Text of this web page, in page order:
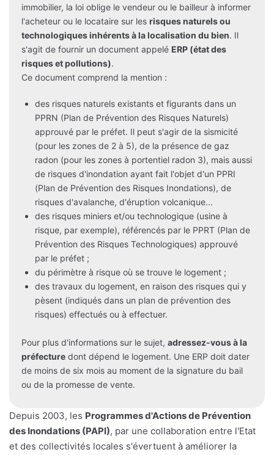
immobilier, la loi oblige le vendeur ou le bailleur à informer
l'acheteur ou le locataire sur les risques naturels ou
technologiques inhérents à la localisation du bien. Il
s'agit de fournir un document appelé ERP (état des
risques et pollutions).
Ce document comprend la mention :
des risques naturels existants et figurants dans un
PPRN (Plan de Prévention des Risques Naturels)
approuvé par le préfet. Il peut s'agir de la sismicité
(pour les zones de 2 à 5), de la présence de gaz
radon (pour les zones à portentiel radon 3), mais aussi
de risques d'inondation ayant fait l'objet d'un PPRI
(Plan de Prévention des Risques Inondations), de
risques d'avalanche, d'éruption volcanique...
des risques miniers et/ou technologique (usine à
risque, par exemple), référencés par le PPRT (Plan de
Prévention des Risques Technologiques) approuvé
par le préfet ;
du périmètre à risque où se trouve le logement ;
des travaux du logement, en raison des risques qui y
pèsent (indiqués dans un plan de prévention des
risques) effectués ou à effectuer.
Pour plus d'informations sur le sujet, adressez-vous à la
préfecture dont dépend le logement. Une ERP doit dater
de moins de six mois au moment de la signature du bail
ou de la promesse de vente.
Depuis 2003, les Programmes d'Actions de Prévention
des Inondations (PAPI), par une collaboration entre l'Etat
et des collectivités locales s'évertuent à améliorer la